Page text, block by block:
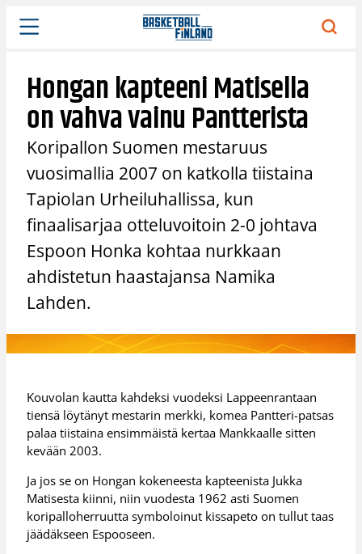
Siirry
sisältöön
Hongan kapteeni Matisella
on vahva vainu Pantterista
Koripallon Suomen mestaruus
vuosimallia 2007 on katkolla tiistaina
Tapiolan Urheiluhallissa, kun
finaalisarjaa otteluvoitoin 2-0 johtava
Espoon Honka kohtaa nurkkaan
ahdistetun haastajansa Namika
Lahden.
Kouvolan kautta kahdeksi vuodeksi Lappeenrantaan
tiensä löytänyt mestarin merkki, komea Pantteri-patsas
palaa tiistaina ensimmäistä kertaa Mankkaalle sitten
kevään 2003.
Ja jos se on Hongan kokeneesta kapteenista Jukka
Matisesta kiinni, niin vuodesta 1962 asti Suomen
koripalloherruutta symboloinut kissapeto on tullut taas
jäädäkseen Espooseen.